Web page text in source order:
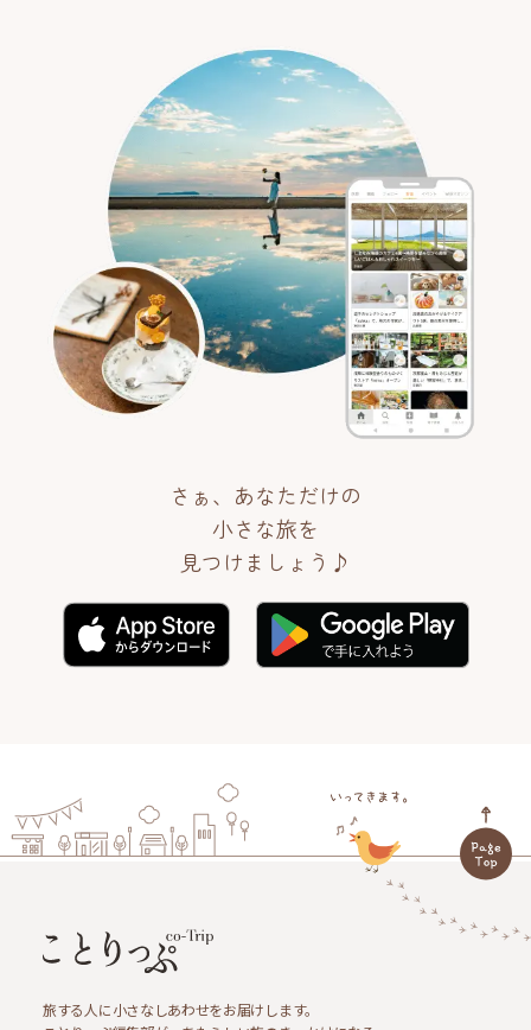
さぁ、あなただけの
小さな旅を
見つけましょう♪
旅する人に小さなしあわせをお届けします。